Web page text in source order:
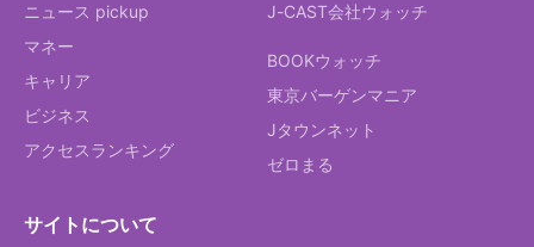
ニュース pickup
マネー
キャリア
ビジネス
アクセスランキング
J-CAST会社ウォッチ
BOOKウォッチ
東京バーゲンマニア
Jタウンネット
ゼロまる
サイトについて